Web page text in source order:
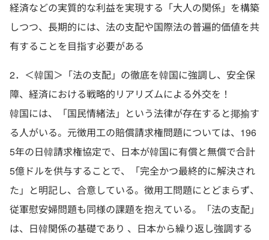
経済などの実質的な利益を実現する「大人の関係」を構築
しつつ、長期的には、法の支配や国際法の普遍的価値を共
有することを目指す必要がある
2．＜韓国＞「法の支配」の徹底を韓国に強調し、安全保
障、経済における戦略的リアリズムによる外交を！
韓国には、「国民情緒法」という法律が存在すると揶揄す
る人がいる。元徴用工の賠償請求権問題については、196
5年の日韓請求権協定で、日本が韓国に有償と無償で合計
5億ドルを供与することで、「完全かつ最終的に解決され
た」と明記し、合意している。徴用工問題にとどまらず、
従軍慰安婦問題も同様の課題を抱えている。「法の支配」
は、日韓関係の基礎であり 、日本から繰り返し強調する